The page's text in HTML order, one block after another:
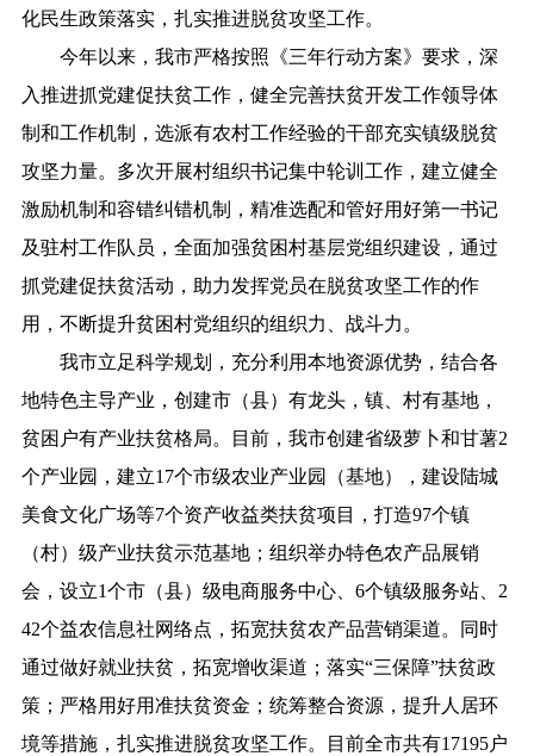
化民生政策落实，扎实推进脱贫攻坚工作。
今年以来，我市严格按照《三年行动方案》要求，深
入推进抓党建促扶贫工作，健全完善扶贫开发工作领导体
制和工作机制，选派有农村工作经验的干部充实镇级脱贫
攻坚力量。多次开展村组织书记集中轮训工作，建立健全
激励机制和容错纠错机制，精准选配和管好用好第一书记
及驻村工作队员，全面加强贫困村基层党组织建设，通过
抓党建促扶贫活动，助力发挥党员在脱贫攻坚工作的作
用，不断提升贫困村党组织的组织力、战斗力。
我市立足科学规划，充分利用本地资源优势，结合各
地特色主导产业，创建市（县）有龙头，镇、村有基地，
贫困户有产业扶贫格局。目前，我市创建省级萝卜和甘薯2
个产业园，建立17个市级农业产业园（基地），建设陆城
美食文化广场等7个资产收益类扶贫项目，打造97个镇
（村）级产业扶贫示范基地；组织举办特色农产品展销
会，设立1个市（县）级电商服务中心、6个镇级服务站、2
42个益农信息社网络点，拓宽扶贫农产品营销渠道。同时
通过做好就业扶贫，拓宽增收渠道；落实“三保障”扶贫政
策；严格用好用准扶贫资金；统筹整合资源，提升人居环
境等措施，扎实推进脱贫攻坚工作。目前全市共有17195户